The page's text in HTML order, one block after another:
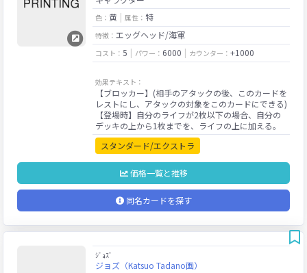
色： 黄 属性： 特
特徴： エッグヘッド/海軍
コスト： 5 パワー： 6000 カウンター： +1000
効果テキスト：
【ブロッカー】(相手のアタックの後、このカードを
レストにし、アタックの対象をこのカードにできる)
【登場時】自分のライフが2枚以下の場合、自分の
スタンダード/エクストラ
価格一覧と推移
同名カードを探す
ｼﾞｮｽﾞ
ジョズ（Katsuo Tadano画）